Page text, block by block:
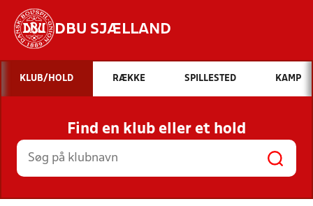
DBU SJÆLLAND
Hvad vil du søge efter?
INDHOLD OG NYHEDER
STILLINGER, RESULTATER, KLUBBER OG
HOLD
KLUB/HOLD RÆKKE SPILLESTED KAMP
Find en klub eller et hold